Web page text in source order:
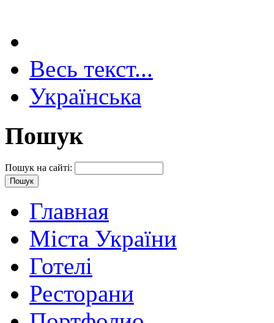
Весь текст...
Українська
Пошук
Пошук на сайті:
Главная
Міста України
Готелі
Ресторани